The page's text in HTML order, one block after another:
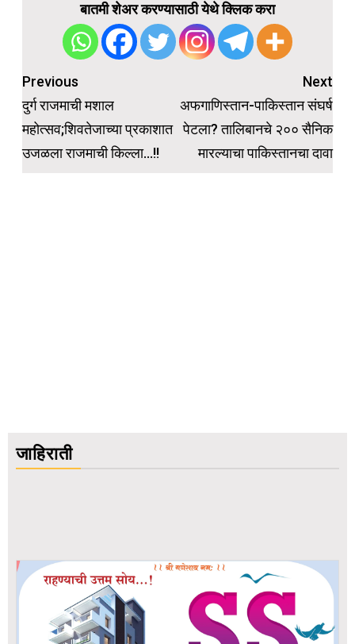
बातमी शेअर करण्यासाठी येथे क्लिक करा
Post
navigation
Previous
दुर्ग राजमाची मशाल
महोत्सव;शिवतेजाच्या प्रकाशात
उजळला राजमाची किल्ला…!!
Next
अफगाणिस्तान-पाकिस्तान संघर्ष
पेटला? तालिबानचे २०० सैनिक
मारल्याचा पाकिस्तानचा दावा
जाहिराती